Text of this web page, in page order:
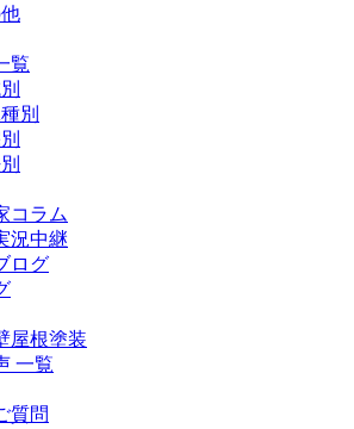
覧
別
コラム
況中継
ログ
屋根塗装
一覧
質問